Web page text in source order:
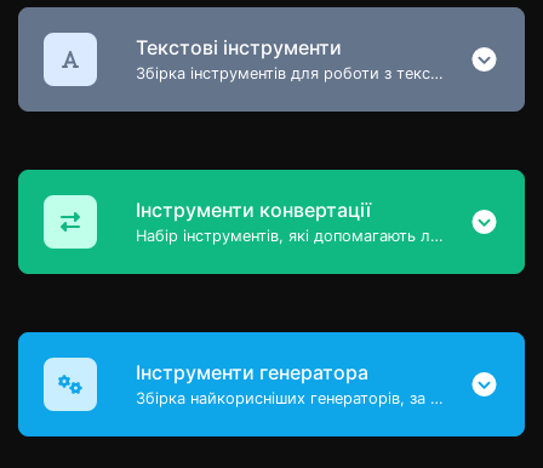
Текстові інструменти
Збірка інструментів для роботи з текстовим контентом, які допоможуть вам створювати, змінювати та покращувати текстовий контент.
Інструменти конвертації
Набір інструментів, які допомагають легко конвертувати дані.
Інструменти генератора
Збірка найкорисніших генераторів, за допомогою яких ви можете створювати дані.